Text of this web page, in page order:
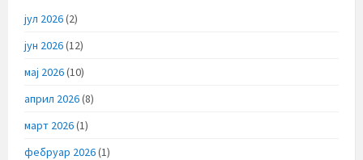
јул 2026(2)
јун 2026(12)
мај 2026(10)
април 2026(8)
март 2026(1)
фебруар 2026(1)